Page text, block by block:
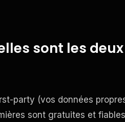
sont les
party (vos données
sont gratuites et